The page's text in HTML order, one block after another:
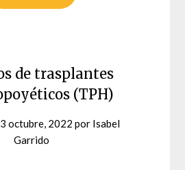
de trasplantes
(TPH)
3 octubre, 2022 por Isabel
Garrido